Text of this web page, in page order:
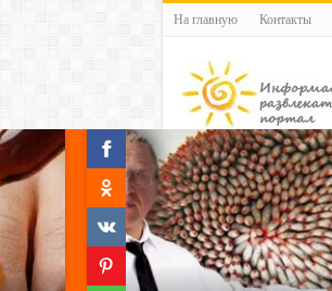
На главную Контакты